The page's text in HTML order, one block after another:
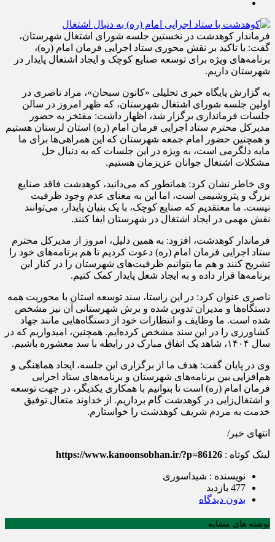
فرماندار کوهدشت در نخستین جلسه شورای اشتغال شهرستان،
گفت: با تاکید بر نقش محوری ستاد اجرایی فرمان امام (ره)،
برنامه‌های ویژه برای توسعه صنایع کوچک و ایجاد اشتغال پایدار در
شهرستان داریم.
به گزارش پایگاه خبری تحلیلی «کانون سبحان»، مراد ناصری در
اولین جلسه شورای اشتغال شهرستان، که ظهر امروز در سالن
جلسات فرمانداری برگزار شد، اظهار داشت: مفتخر به حضور
مدیرکل محترم ستاد اجرایی فرمان امام (ره) استان لرستان هستیم
و همچنین حضور امام جمعه شهرستان که این همراهی‌ها برای ما
مایه دلگرمی است، به ویژه در این جلسات که به دنبال حل
مشکلات اشتغال جوانان عزیزمان هستیم.
وی خاطر نشان کرد: همانطور که می‌دانید، کوهدشت فاقد صنایع
بزرگ و پتروشیمی است، اما این به معنای عدم وجود ظرفیت
نیست. ما معتقدیم که صنایع کوچک، با یک بنیان پایدار، می‌توانند
نقش مهمی در ایجاد اشتغال در شهرستان ایفا کنند.
فرماندار کوهدشت، افزود: به همین دلیل، امروز از مدیرکل محترم
ستاد اجرایی فرمان امام (ره) دعوت کردیم تا هم برنامه‌های خود را
تشریح کنند و هم ما بتوانیم ظرفیت‌های شهرستان را در کنار این
برنامه‌ها قرار داده و به ایجاد شغل پایدار کمک کنیم.
ناصری عنوان کرد: در این راستا، سند توسعه استان با محوریت همه
دستگاه‌ها و مدیران تدوین شده و برش شهرستانی آن نیز مشخص
شده است. ما وظایف و انتظارات خود از دستگاه‌هایی مانند جهاد
کشاورزی را در این سند مشخص کرده‌ایم. همچنین، امیدواریم که در
سال ۱۴۰۴، شاهد یک اتفاق مبارک در رابطه با سد معشوره باشیم.
وی در پایان گفت: هدف ما از برگزاری این جلسه، ایجاد هماهنگی و
هم‌افزایی بین برنامه‌های شهرستان و برنامه‌های ستاد اجرایی
فرمان امام (ره) است تا بتوانیم با همکاری یکدیگر، در جهت توسعه
و اشتغال‌زایی در کوهدشت گام برداریم. از خداوند متعال توفیق
خدمت به مردم شریف کوهدشت را خواستارم.
انتهای خبر/
لینک کوتاه : https://www.kanoonsobhan.ir/?p=86126
نویسنده : شیداسوری
477 بازدید
بدون دیدگاه
نوشته های مشابه